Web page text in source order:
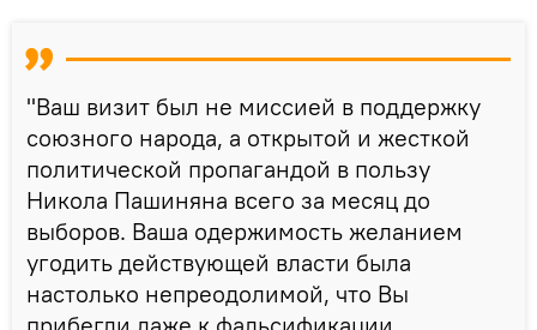
"Ваш визит был не миссией в поддержку
союзного народа, а открытой и жесткой
политической пропагандой в пользу
Никола Пашиняна всего за месяц до
выборов. Ваша одержимость желанием
угодить действующей власти была
настолько непреодолимой, что Вы